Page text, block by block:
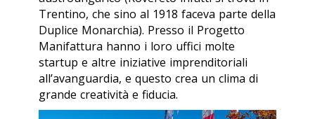
Trentino, che sino al 1918 faceva parte della
Duplice Monarchia). Presso il Progetto
Manifattura hanno i loro uffici molte
startup e altre iniziative imprenditoriali
all’avanguardia, e questo crea un clima di
grande creatività e fiducia.